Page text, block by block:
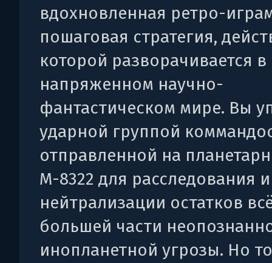
вдохновленная ретро-
пошаговая стратегия,
которой разворачивается в
напряженном научно-
фантастическом мире. Вы
ударной группой
отправленной на
M-8322 для расследования и
нейтрализации остатков
большей части
инопланетной угрозы. Но